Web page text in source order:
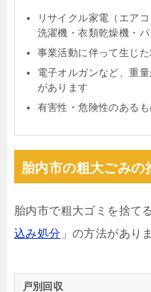
リサイクル家電（エア
洗濯機・衣類乾燥機・
事業活動に伴って生じ
電子オルガンなど、重
があります
有害性・危険性のある
胎内市の粗大ごみの
胎内市で粗大ゴミを捨て
込み処分 」の方法があり
戸別回収